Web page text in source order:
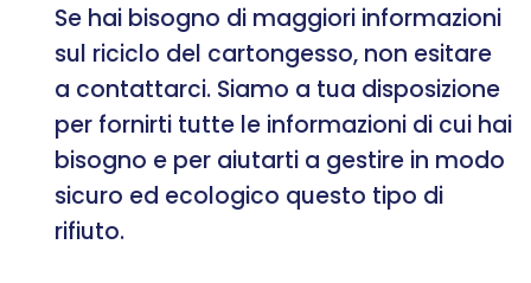
Se hai bisogno di maggiori informazioni
sul riciclo del cartongesso, non esitare
a contattarci. Siamo a tua disposizione
per fornirti tutte le informazioni di cui hai
bisogno e per aiutarti a gestire in modo
sicuro ed ecologico questo tipo di
rifiuto.